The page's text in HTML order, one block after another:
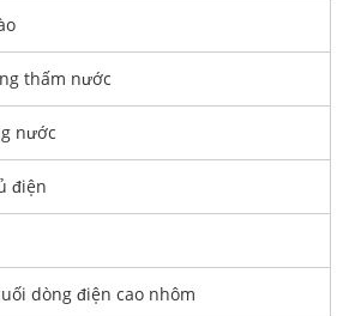
thấm nước
nước
điện
dòng điện cao nhôm